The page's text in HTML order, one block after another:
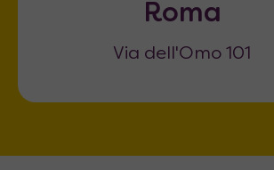
Roma
Via dell'Omo 101